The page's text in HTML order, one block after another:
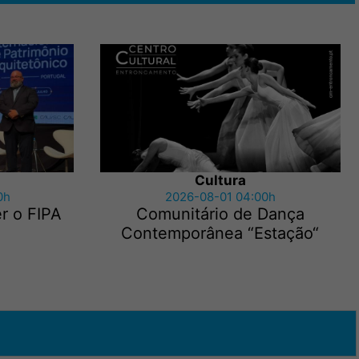
o FIPA
Cultura
2026-08-01 04:00h
Comunitário de Dança
Contemporânea “Estação“